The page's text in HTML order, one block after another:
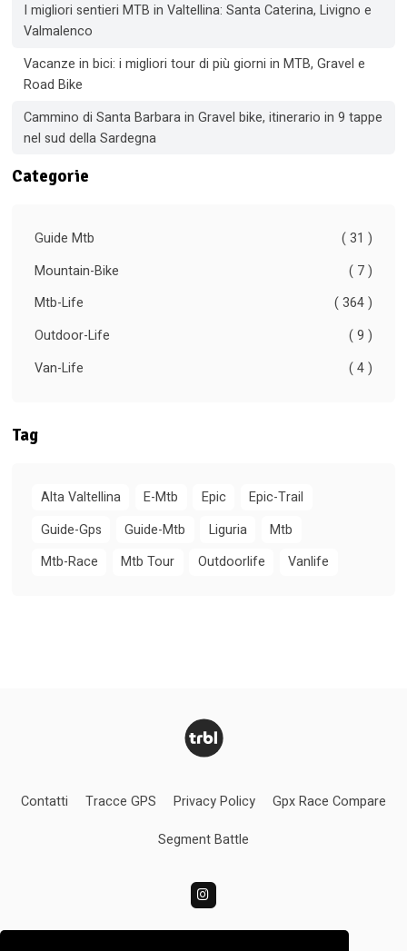
I migliori sentieri MTB in Valtellina: Santa Caterina, Livigno e
Valmalenco
Vacanze in bici: i migliori tour di più giorni in MTB, Gravel e
Road Bike
Cammino di Santa Barbara in Gravel bike, itinerario in 9 tappe
nel sud della Sardegna
Categorie
Guide Mtb
( 31 )
Mountain-Bike
( 7 )
Mtb-Life
( 364 )
Outdoor-Life
( 9 )
Van-Life
( 4 )
Tag
Alta Valtellina E-Mtb Epic
Epic-Trail
Guide-Gps
Guide-Mtb Liguria
Mtb
Mtb-Race
Mtb Tour Outdoorlife Vanlife
Contatti Tracce GPS Privacy Policy Gpx Race Compare
Segment Battle